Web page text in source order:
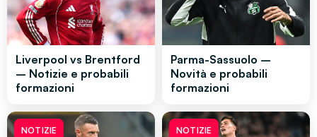
Liverpool vs Brentford
– Notizie e probabili
formazioni
Parma-Sassuolo –
Novità e probabili
formazioni
NOTIZIE NOTIZIE